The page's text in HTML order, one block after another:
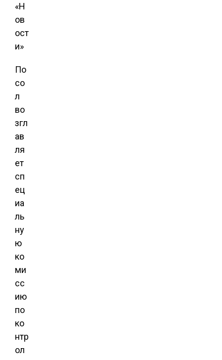
«Н
ов
ост
и»
По
со
л
во
згл
ав
ля
ет
сп
ец
иа
ль
ну
ю
ко
ми
сс
ию
по
ко
нтр
ол